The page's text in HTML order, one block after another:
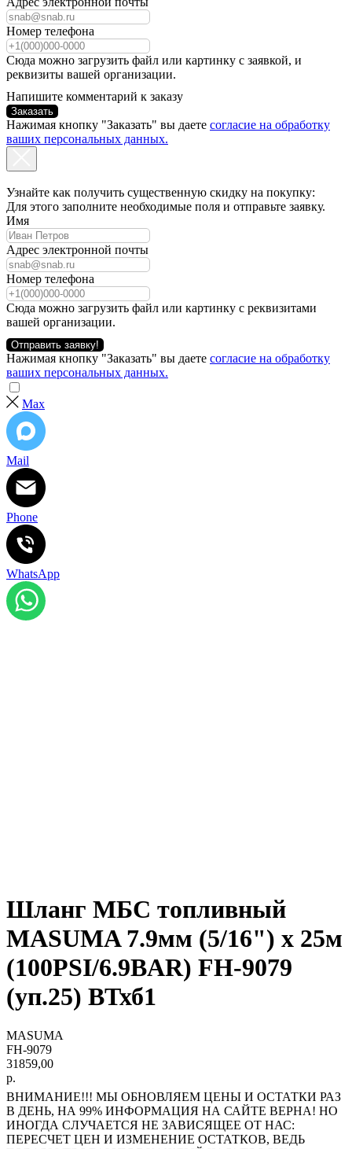
Номер телефона
Сюда можно загрузить файл или картинку с заявкой, и
реквизиты вашей организации.
Напишите комментарий к заказу
Заказать
Нажимая кнопку "Заказать" вы даете согласие на обработку
ваших персональных данных.
Узнайте как получить существенную скидку на покупку:
Для этого заполните необходимые поля и отправьте заявку.
Имя
Адрес электронной почты
Номер телефона
Сюда можно загрузить файл или картинку с реквизитами
вашей организации.
Отправить заявку!
Нажимая кнопку "Заказать" вы даете согласие на обработку
ваших персональных данных.
Max
Mail
Phone
WhatsApp
Шланг МБС топливный
MASUMA 7.9мм (5/16") х 25м
(100PSI/6.9BAR) FH-9079
(уп.25) ВТхб1
MASUMA
FH-9079
31859,00
р.
ВНИМАНИЕ!!! МЫ ОБНОВЛЯЕМ ЦЕНЫ И ОСТАТКИ РАЗ
В ДЕНЬ, НА 99% ИНФОРМАЦИЯ НА САЙТЕ ВЕРНА! НО
ИНОГДА СЛУЧАЕТСЯ НЕ ЗАВИСЯЩЕЕ ОТ НАС:
ПЕРЕСЧЕТ ЦЕН И ИЗМЕНЕНИЕ ОСТАТКОВ, ВЕДЬ